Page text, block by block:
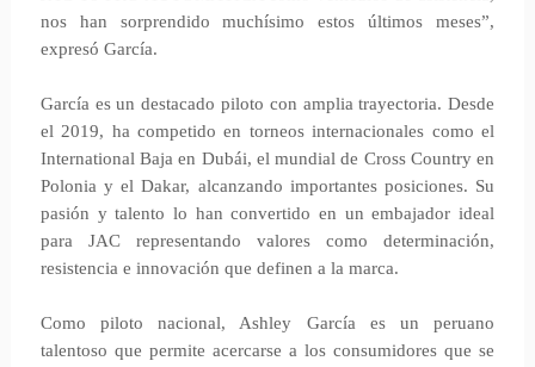
nos han sorprendido muchísimo estos últimos meses”,
expresó García.
García es un destacado piloto con amplia trayectoria. Desde
el 2019, ha competido en torneos internacionales como el
International Baja en Dubái, el mundial de Cross Country en
Polonia y el Dakar, alcanzando importantes posiciones. Su
pasión y talento lo han convertido en un embajador ideal
para JAC representando valores como determinación,
resistencia e innovación que definen a la marca.
Como piloto nacional, Ashley García es un peruano
talentoso que permite acercarse a los consumidores que se